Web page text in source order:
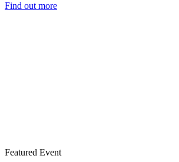
Find out more
Featured Event